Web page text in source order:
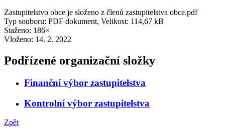
Zastupitelstvo obce je složeno z členů zastupitelstva obce.pdf
Typ souboru: PDF dokument, Velikost: 114,67 kB
Staženo: 186×
Vloženo: 14. 2. 2022
Podřízené organizační složky
Finanční výbor zastupitelstva
Kontrolní výbor zastupitelstva
Zpět